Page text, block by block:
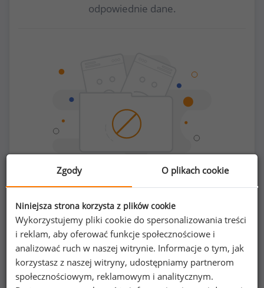
odpowiednie dane.
Chcesz porównać swoje zarobki z innymi?
Sprawdź ile powinieneś zarabiać
Zgody O plikach cookie
Niniejsza strona korzysta z plików cookie
Wykorzystujemy pliki cookie do spersonalizowania treści
i reklam, aby oferować funkcje społecznościowe i
analizować ruch w naszej witrynie. Informacje o tym, jak
korzystasz z naszej witryny, udostępniamy partnerom
społecznościowym, reklamowym i analitycznym.